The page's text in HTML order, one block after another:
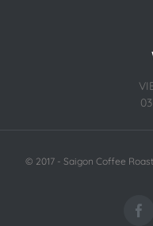
© 2017 - Saigon Coffee